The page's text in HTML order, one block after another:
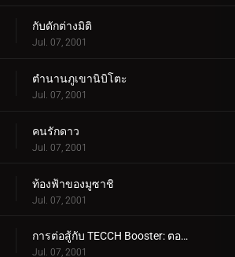
กับดักต่างมิติ
Jul. 07, 2001
ตำนานภูเขานิบิโตะ
Jul. 07, 2001
คนรักดาว
Jul. 07, 2001
ท้องฟ้าของมูซาชิ
Jul. 07, 2001
การต่อสู้กับ TECCH Booster: ตอนที่ 1
Jul. 07, 2001